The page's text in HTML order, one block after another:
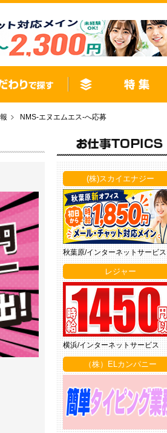
NMS‐エヌエムエス-へ応募
(株)スカイエナジー
秋葉原/インターネットサービス
レジャー
横浜/インターネットサービス
（株）ELカンパニー